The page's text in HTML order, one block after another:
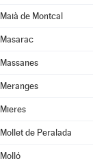
Maià de Montcal
Masarac
Massanes
Meranges
Mieres
Mollet de Peralada
Molló